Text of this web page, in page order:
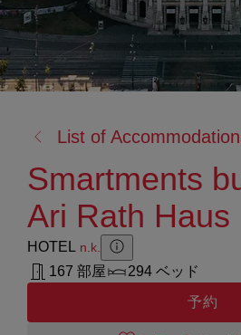
る:
List of
Smartments
Ari Rath Haus
HOTEL n.k.
Zusatzinformation
Zusatzinformation
167 部屋
294 ベッド
予約